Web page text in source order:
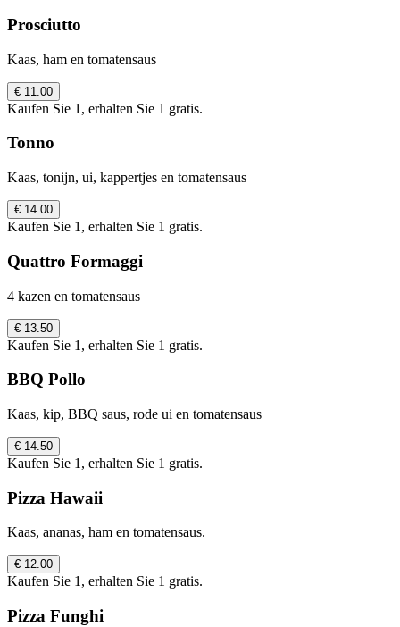
Prosciutto
Kaas, ham en tomatensaus
€ 11.00
Kaufen Sie 1, erhalten Sie 1 gratis.
Tonno
Kaas, tonijn, ui, kappertjes en tomatensaus
€ 14.00
Kaufen Sie 1, erhalten Sie 1 gratis.
Quattro Formaggi
4 kazen en tomatensaus
€ 13.50
Kaufen Sie 1, erhalten Sie 1 gratis.
BBQ Pollo
Kaas, kip, BBQ saus, rode ui en tomatensaus
€ 14.50
Kaufen Sie 1, erhalten Sie 1 gratis.
Pizza Hawaii
Kaas, ananas, ham en tomatensaus.
€ 12.00
Kaufen Sie 1, erhalten Sie 1 gratis.
Pizza Funghi